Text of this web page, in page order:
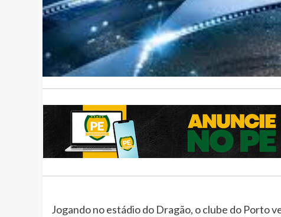
Jogando no estádio do Dragão, o clube do Porto